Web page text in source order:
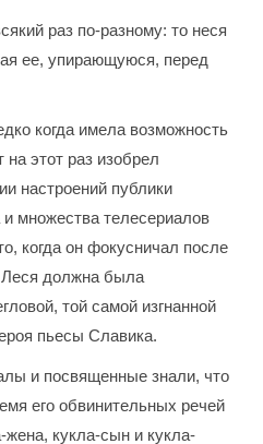
раз по-разному: то неся
ее, упирающуюся, перед
когда имела возможность
на этот раз изобрел
настроений публики
и множества телесериалов
когда он фокусничал после
Леся должна была
той самой изгнанной
пьесы Славика.
и посвященные знали, что
его обвинительных речей
кукла-сын и кукла-